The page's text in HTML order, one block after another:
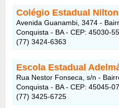
Colégio Estadual
Avenida Guanambi, 3474 -
Conquista - BA - CEP: 45030-
(77) 3424-6363
Escola Estadual
Rua Nestor Fonseca, s/n -
Conquista - BA - CEP: 45045-
(77) 3425-6725